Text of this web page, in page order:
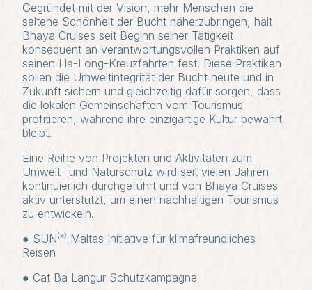
Gegründet mit der Vision, mehr Menschen die
seltene Schönheit der Bucht näherzubringen, hält
Bhaya Cruises seit Beginn seiner Tätigkeit
konsequent an verantwortungsvollen Praktiken auf
seinen Ha-Long-Kreuzfahrten fest. Diese Praktiken
sollen die Umweltintegrität der Bucht heute und in
Zukunft sichern und gleichzeitig dafür sorgen, dass
die lokalen Gemeinschaften vom Tourismus
profitieren, während ihre einzigartige Kultur bewahrt
bleibt.
Eine Reihe von Projekten und Aktivitäten zum
Umwelt- und Naturschutz wird seit vielen Jahren
kontinuierlich durchgeführt und von Bhaya Cruises
aktiv unterstützt, um einen nachhaltigen Tourismus
zu entwickeln.
● SUN⁽ˣ⁾ Maltas Initiative für klimafreundliches
Reisen
● Cat Ba Langur Schutzkampagne